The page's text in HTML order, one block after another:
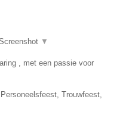
▼
, met een passie voor
Trouwfeest,